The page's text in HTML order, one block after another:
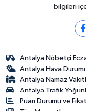
bilgileri
Antalya Nöbetçi
Antalya Hava
Antalya Namaz
Antalya Trafik
Puan Durumu ve